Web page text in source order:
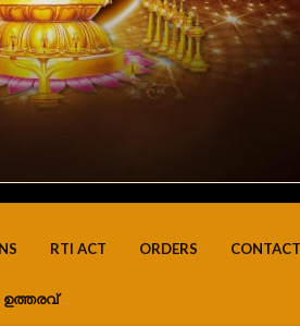
RTI ACT ORDERS
ഉത്തരവ്